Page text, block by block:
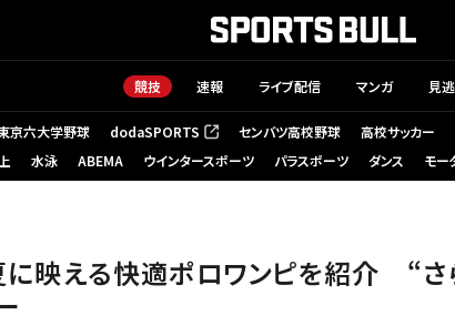
競技 速報 ライブ配信 マンガ 見
京六大学野球 dodaSPORTS
（新しいタブで開く） センバツ高校野球 高校サッカー
水泳 ABEMA ウインタースポーツ パラスポーツ ダンス モー
に映える快適ポロワンピを紹介 “さ